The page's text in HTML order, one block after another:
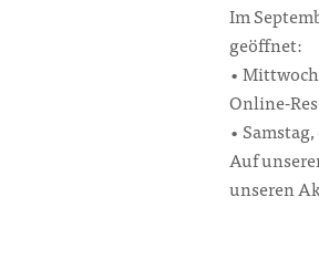
Im
geöffnet:
•
Online-
•
Auf
unseren